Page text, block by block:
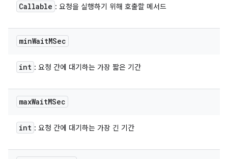
Callable : 요청을 실행하기 위해 호출할 메서드
minWaitMSec
int : 요청 간에 대기하는 가장 짧은 기간
maxWaitMSec
int : 요청 간에 대기하는 가장 긴 기간